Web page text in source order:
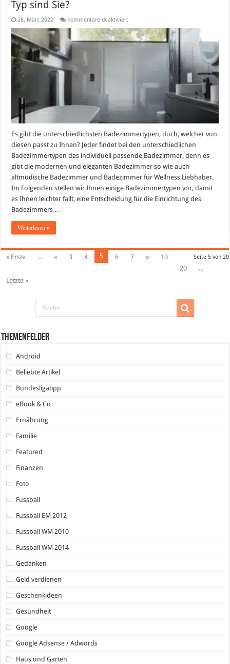
Typ sind Sie?
28. März 2022 Kommentare deaktiviertfür
passende
Badgestaltung:
Welcher
Es gibt die unterschiedlichsten Badezimmertypen, doch, welcher von
diesen passt zu Ihnen? Jeder findet bei den unterschiedlichen
Badezimmertypen das individuell passende Badezimmer, denn es
gibt die modernen und eleganten Badezimmer so wie auch
altmodische Badezimmer und Badezimmer für Wellness Liebhaber.
Im Folgenden stellen wir Ihnen einige Badezimmertypen vor, damit
es Ihnen leichter fällt, eine Entscheidung für die Einrichtung des
Badezimmers …
Weiterlesen »
Seite 5 von 20
« Erste ... « 3 4 5 6 7 »
10
20
...
Letzte »
Themenfelder
Android
Beliebte Artikel
Bundesligatipp
eBook & Co
Ernährung
Familie
Featured
Finanzen
Foto
Fussball
Fussball EM 2012
Fussball WM 2010
Fussball WM 2014
Gedanken
Geld verdienen
Geschenkideen
Gesundheit
Google
Google Adsense / Adwords
Haus und Garten